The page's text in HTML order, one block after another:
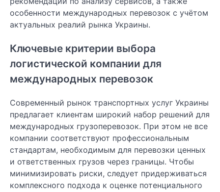
особенности международных перевозок с учётом
актуальных реалий рынка Украины.
Ключевые критерии выбора
логистической компании для
международных перевозок
Современный рынок транспортных услуг Украины
предлагает клиентам широкий набор решений для
международных грузоперевозок. При этом не все
компании соответствуют профессиональным
стандартам, необходимым для перевозки ценных
и ответственных грузов через границы. Чтобы
минимизировать риски, следует придерживаться
комплексного подхода к оценке потенциального